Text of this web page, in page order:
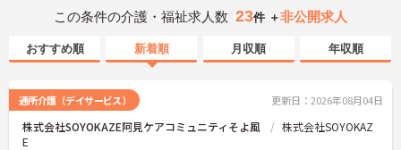
この条件の介護・福祉求人数 23件 ＋非公開求人
おすすめ順 新着順 月収順 年収順
通所介護（デイサービス） 更新日：2026年08月04日
株式会社SOYOKAZE阿見ケアコミュニティそよ風
株式会社SOYOKAZ
E